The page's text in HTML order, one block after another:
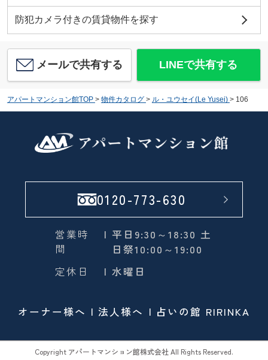
防犯カメラ付きの賃貸物件を探す
メールで共有する LINEで共有する
アパートマンション館TOP > 物件カタログ > ル・ユウセイ(Le Yusei) > 106
0120-773-630
営業時
間
| 平日9:30～18:30 土
日祭10:00～19:00
定休日
| 水曜日
オーナー様へ 法人様へ 占いの館 RIRINKA
Copyright アパートマンション館株式会社 All Rights Reserved.